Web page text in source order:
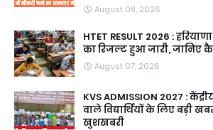
August 08, 2026
HTET RESULT 2026 :
का रिजल्ट हुआ जारी, जानिए
August 07, 2026
KVS ADMISSION 2027 :
वाले विद्यार्थियों के लिए बड़ी
खुशखबरी